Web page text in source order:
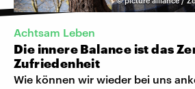
Achtsam Leben
Die innere Balance ist das
Zufriedenheit
Wie können wir wieder bei uns